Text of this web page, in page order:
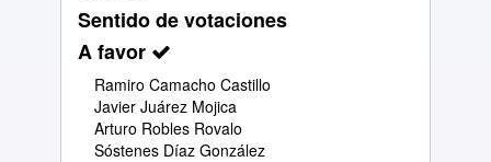
Sentido de votaciones
A favor
Ramiro Camacho Castillo
Javier Juárez Mojica
Arturo Robles Rovalo
Sóstenes Díaz González